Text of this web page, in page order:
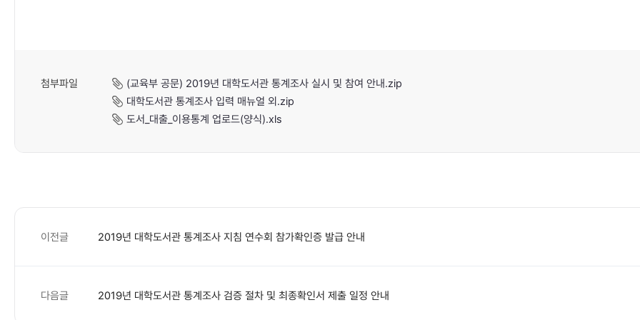
첨부파일
(교육부 공문) 2019년 대학도서관 통계조사 실시 및 참여 안내.zip
대학도서관 통계조사 입력 매뉴얼 외.zip
도서_대출_이용통계 업로드(양식).xls
이전글 2019년 대학도서관 통계조사 지침 연수회 참가확인증 발급 안내
다음글 2019년 대학도서관 통계조사 검증 절차 및 최종확인서 제출 일정 안내